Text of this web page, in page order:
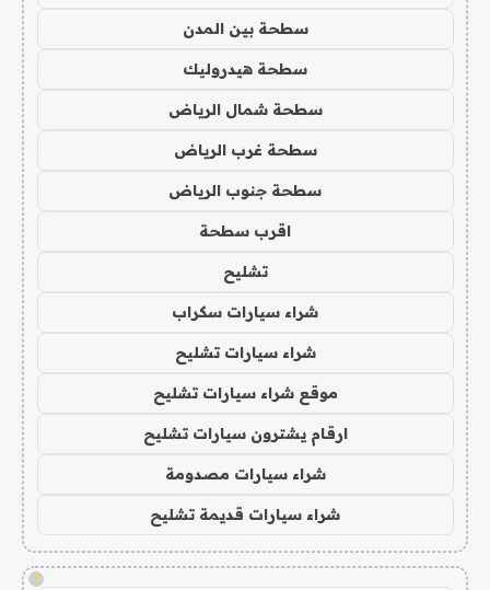
سطحة بين المدن
سطحة هيدروليك
سطحة شمال الرياض
سطحة غرب الرياض
سطحة جنوب الرياض
اقرب سطحة
تشليح
شراء سيارات سكراب
شراء سيارات تشليح
موقع شراء سيارات تشليح
ارقام يشترون سيارات تشليح
شراء سيارات مصدومة
شراء سيارات قديمة تشليح
!